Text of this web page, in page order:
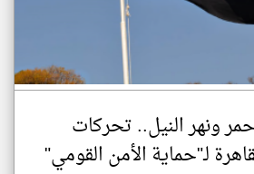
ونهر النيل.. تحركات
لـ"حماية الأمن القومي"